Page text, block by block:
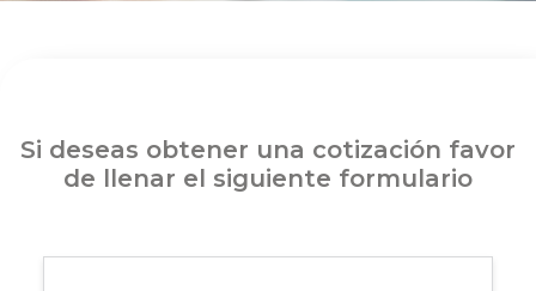
Si deseas obtener una cotización favor
de llenar el siguiente formulario